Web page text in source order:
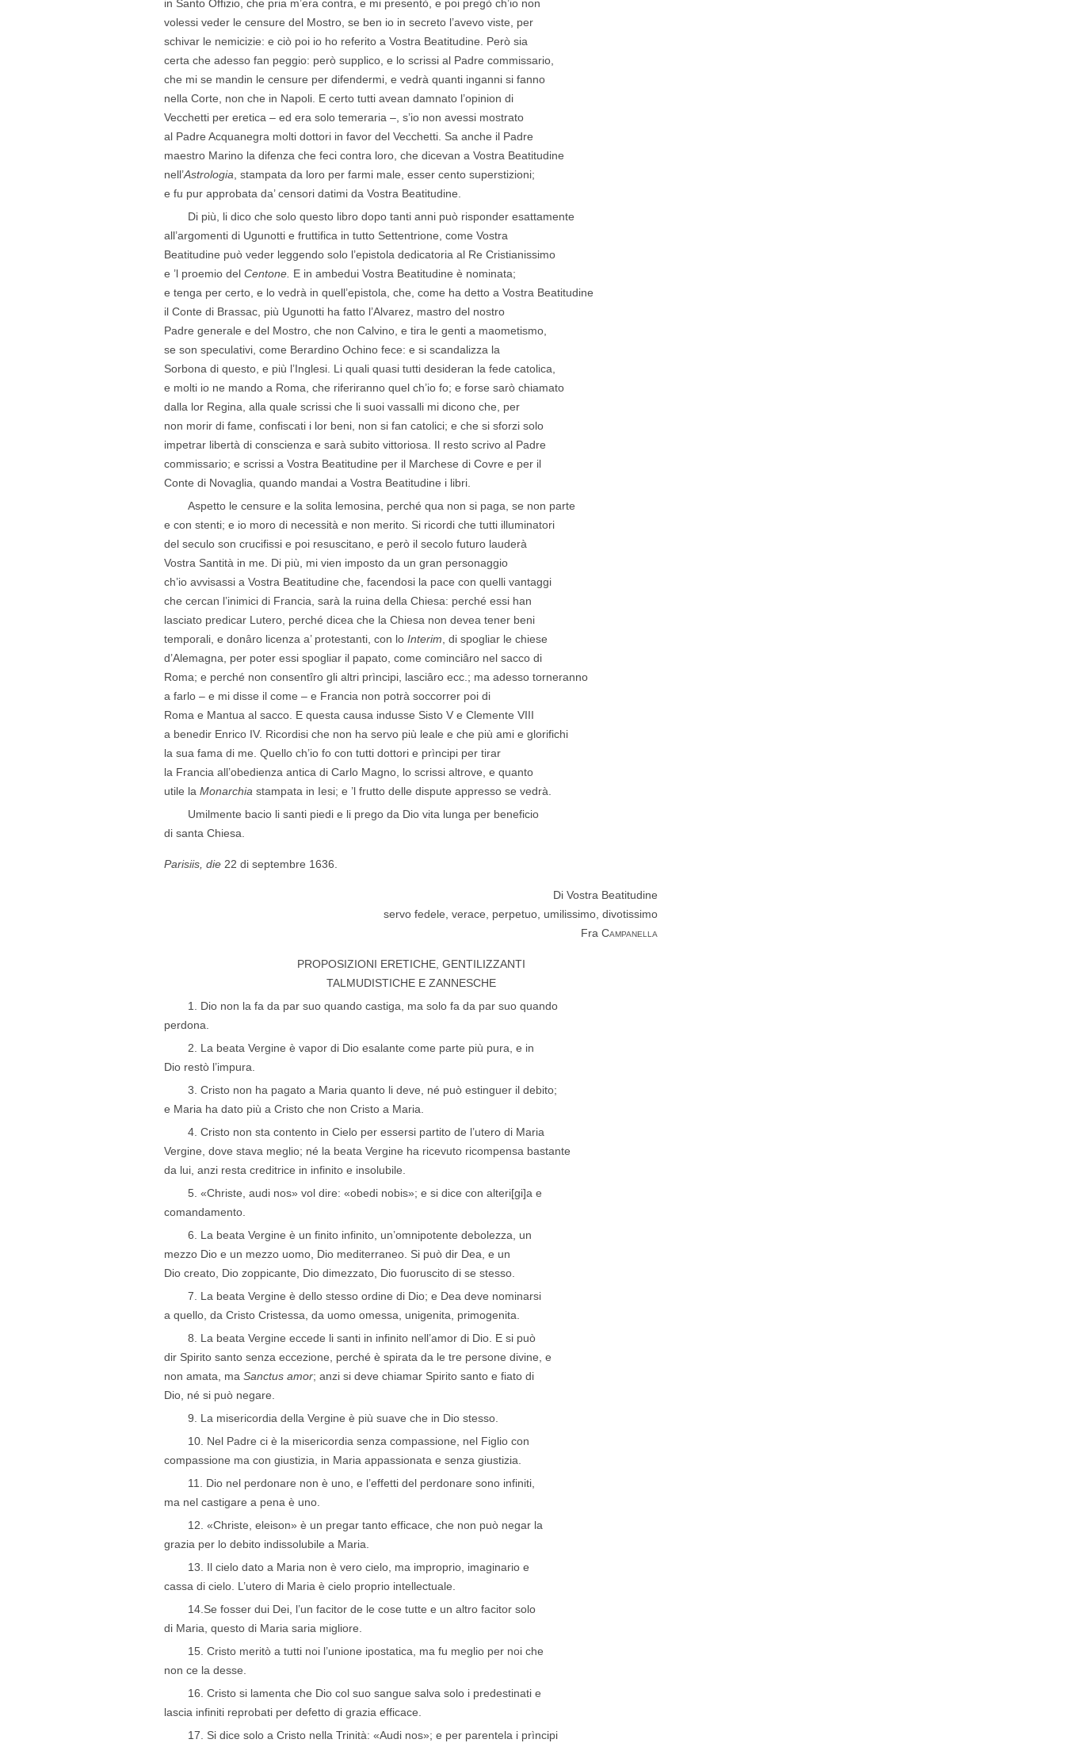
in Santo Offizio, che pria m’era contra, e mi presentò, e poi pregò ch’io non
volessi veder le censure del Mostro, se ben io in secreto l’avevo viste, per
schivar le nemicizie: e ciò poi io ho referito a Vostra Beatitudine. Però sia
certa che adesso fan peggio: però supplico, e lo scrissi al Padre commissario,
che mi se mandin le censure per difendermi, e vedrà quanti inganni si fanno
nella Corte, non che in Napoli. E certo tutti avean damnato l’opinion di
Vecchetti per eretica – ed era solo temeraria –, s’io non avessi mostrato
al Padre Acquanegra molti dottori in favor del Vecchetti. Sa anche il Padre
maestro Marino la difenza che feci contra loro, che dicevan a Vostra Beatitudine
nell’Astrologia , stampata da loro per farmi male, esser cento superstizioni;
e fu pur approbata da’ censori datimi da Vostra Beatitudine.
Di più, li dico che solo questo libro dopo tanti anni può risponder esattamente
all’argomenti di Ugunotti e fruttifica in tutto Settentrione, come Vostra
Beatitudine può veder leggendo solo l’epistola dedicatoria al Re Cristianissimo
e ’l proemio del Centone. E in ambedui Vostra Beatitudine è nominata;
e tenga per certo, e lo vedrà in quell’epistola, che, come ha detto a Vostra Beatitudine
il Conte di Brassac, più Ugunotti ha fatto l’Alvarez, mastro del nostro
Padre generale e del Mostro, che non Calvino, e tira le genti a maometismo,
se son speculativi, come Berardino Ochino fece: e si scandalizza la
Sorbona di questo, e più l’Inglesi. Li quali quasi tutti desideran la fede catolica,
e molti io ne mando a Roma, che riferiranno quel ch’io fo; e forse sarò chiamato
dalla lor Regina, alla quale scrissi che li suoi vassalli mi dicono che, per
non morir di fame, confiscati i lor beni, non si fan catolici; e che si sforzi solo
impetrar libertà di conscienza e sarà subito vittoriosa. Il resto scrivo al Padre
commissario; e scrissi a Vostra Beatitudine per il Marchese di Covre e per il
Conte di Novaglia, quando mandai a Vostra Beatitudine i libri.
Aspetto le censure e la solita lemosina, perché qua non si paga, se non parte
e con stenti; e io moro di necessità e non merito. Si ricordi che tutti illuminatori
del seculo son crucifissi e poi resuscitano, e però il secolo futuro lauderà
Vostra Santità in me. Di più, mi vien imposto da un gran personaggio
ch’io avvisassi a Vostra Beatitudine che, facendosi la pace con quelli vantaggi
che cercan l’inimici di Francia, sarà la ruina della Chiesa: perché essi han
lasciato predicar Lutero, perché dicea che la Chiesa non devea tener beni
temporali, e donâro licenza a’ protestanti, con lo Interim , di spogliar le chiese
d’Alemagna, per poter essi spogliar il papato, come cominciâro nel sacco di
Roma; e perché non consentîro gli altri prìncipi, lasciâro ecc.; ma adesso torneranno
a farlo – e mi disse il come – e Francia non potrà soccorrer poi di
Roma e Mantua al sacco. E questa causa indusse Sisto V e Clemente VIII
a benedir Enrico IV. Ricordisi che non ha servo più leale e che più ami e glorifichi
la sua fama di me. Quello ch’io fo con tutti dottori e prìncipi per tirar
la Francia all’obedienza antica di Carlo Magno, lo scrissi altrove, e quanto
utile la Monarchia stampata in Iesi; e ’l frutto delle dispute appresso se vedrà.
Umilmente bacio li santi piedi e li prego da Dio vita lunga per beneficio
di santa Chiesa.
Parisiis, die 22 di septembre 1636.
Di Vostra Beatitudine
servo fedele, verace, perpetuo, umilissimo, divotissimo
FraCampanella
PROPOSIZIONI ERETICHE, GENTILIZZANTI
TALMUDISTICHE E ZANNESCHE
1. Dio non la fa da par suo quando castiga, ma solo fa da par suo quando
perdona.
2. La beata Vergine è vapor di Dio esalante come parte più pura, e in
Dio restò l’impura.
3. Cristo non ha pagato a Maria quanto li deve, né può estinguer il debito;
e Maria ha dato più a Cristo che non Cristo a Maria.
4. Cristo non sta contento in Cielo per essersi partito de l’utero di Maria
Vergine, dove stava meglio; né la beata Vergine ha ricevuto ricompensa bastante
da lui, anzi resta creditrice in infinito e insolubile.
5. «Christe, audi nos» vol dire: «obedi nobis»; e si dice con alteri[gi]a e
comandamento.
6. La beata Vergine è un finito infinito, un’omnipotente debolezza, un
mezzo Dio e un mezzo uomo, Dio mediterraneo. Si può dir Dea, e un
Dio creato, Dio zoppicante, Dio dimezzato, Dio fuoruscito di se stesso.
7. La beata Vergine è dello stesso ordine di Dio; e Dea deve nominarsi
a quello, da Cristo Cristessa, da uomo omessa, unigenita, primogenita.
8. La beata Vergine eccede li santi in infinito nell’amor di Dio. E si può
dir Spirito santo senza eccezione, perché è spirata da le tre persone divine, e
non amata, ma Sanctus amor; anzi si deve chiamar Spirito santo e fiato di
Dio, né si può negare.
9. La misericordia della Vergine è più suave che in Dio stesso.
10. Nel Padre ci è la misericordia senza compassione, nel Figlio con
compassione ma con giustizia, in Maria appassionata e senza giustizia.
11. Dio nel perdonare non è uno, e l’effetti del perdonare sono infiniti,
ma nel castigare a pena è uno.
12. «Christe, eleison» è un pregar tanto efficace, che non può negar la
grazia per lo debito indissolubile a Maria.
13. Il cielo dato a Maria non è vero cielo, ma improprio, imaginario e
cassa di cielo. L’utero di Maria è cielo proprio intellectuale.
14.Se fosser dui Dei, l’un facitor de le cose tutte e un altro facitor solo
di Maria, questo di Maria saria migliore.
15. Cristo meritò a tutti noi l’unione ipostatica, ma fu meglio per noi che
non ce la desse.
16. Cristo si lamenta che Dio col suo sangue salva solo i predestinati e
lascia infiniti reprobati per defetto di grazia efficace.
17. Si dice solo a Cristo nella Trinità: «Audi nos»; e per parentela i prìncipi